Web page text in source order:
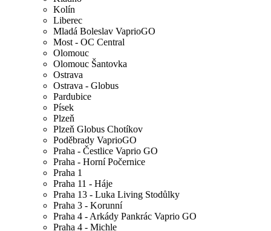
Kolín
Liberec
Mladá Boleslav VaprioGO
Most - OC Central
Olomouc
Olomouc Šantovka
Ostrava
Ostrava - Globus
Pardubice
Písek
Plzeň
Plzeň Globus Chotíkov
Poděbrady VaprioGO
Praha - Čestlice Vaprio GO
Praha - Horní Počernice
Praha 1
Praha 11 - Háje
Praha 13 - Luka Living Stodůlky
Praha 3 - Korunní
Praha 4 - Arkády Pankrác Vaprio GO
Praha 4 - Michle